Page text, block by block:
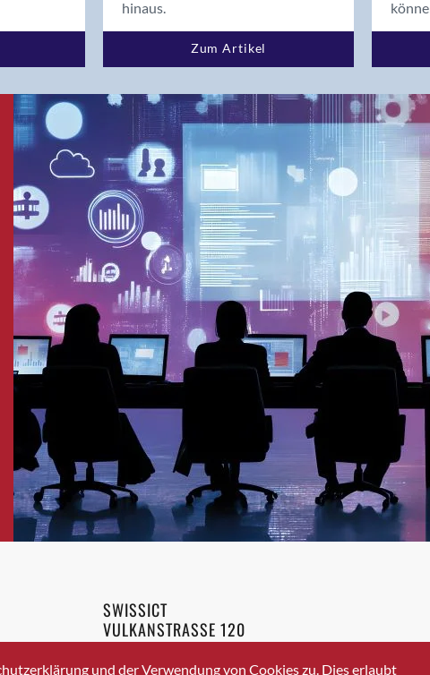
Birsfelden
Bolligen
Bonaduz
Bonstetten
Bottighofen
Bremgarten bei Bern
Brig-Glis
Bronschhofen
Brugg
Brugg AG
Burgdorf
Bäretswil
Bülach
Cazis
Crissier
Davos Platz
hinaus.
Zum Artikel
SWISSICT
VULKANSTRASSE 120
8048 ZURICH
und der Verwendung von Cookies zu. Dies erlaubt